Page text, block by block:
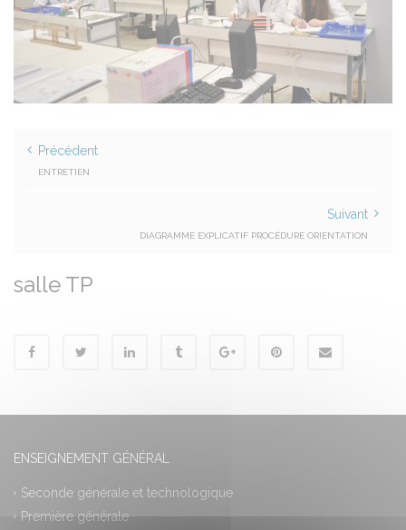
Précédent
ENTRETIEN
Suivant
DIAGRAMME EXPLICATIF PROCÉDURE ORIENTATION
salle TP
ENSEIGNEMENT GÉNÉRAL
Seconde générale et technologique
Première générale